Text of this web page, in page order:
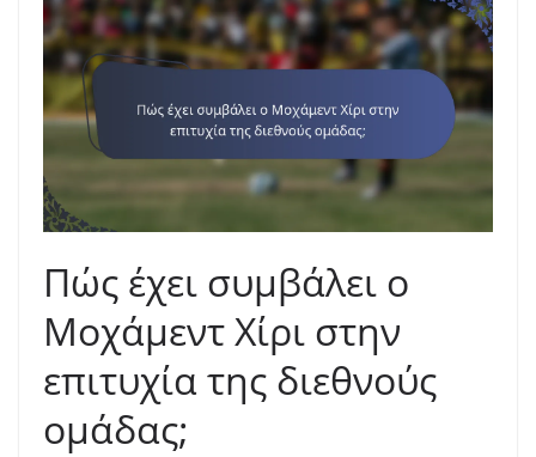
Πώς έχει συμβάλει ο
Μοχάμεντ Χίρι στην
επιτυχία της διεθνούς
ομάδας;